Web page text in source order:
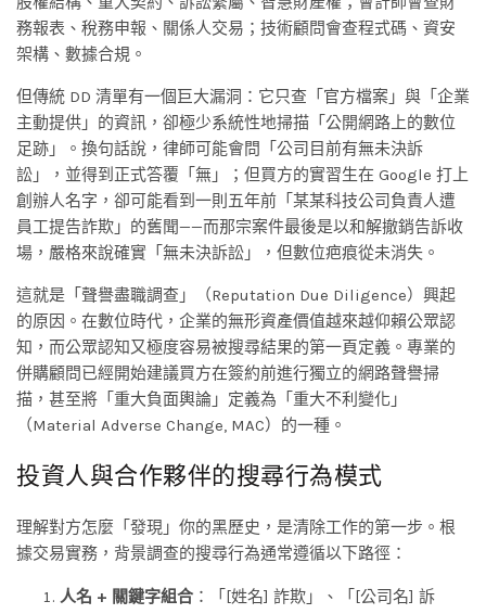
務報表、稅務申報、關係人交易；技術顧問會查程式碼、資安
架構、數據合規。
但傳統 DD 清單有一個巨大漏洞：它只查「官方檔案」與「企業
主動提供」的資訊，卻極少系統性地掃描「公開網路上的數位
足跡」。換句話說，律師可能會問「公司目前有無未決訴
訟」，並得到正式答覆「無」；但買方的實習生在 Google 打上
創辦人名字，卻可能看到一則五年前「某某科技公司負責人遭
員工提告詐欺」的舊聞——而那宗案件最後是以和解撤銷告訴收
場，嚴格來說確實「無未決訴訟」，但數位疤痕從未消失。
這就是「聲譽盡職調查」（Reputation Due Diligence）興起
的原因。在數位時代，企業的無形資產價值越來越仰賴公眾認
知，而公眾認知又極度容易被搜尋結果的第一頁定義。專業的
併購顧問已經開始建議買方在簽約前進行獨立的網路聲譽掃
描，甚至將「重大負面輿論」定義為「重大不利變化」
（Material Adverse Change, MAC）的一種。
投資人與合作夥伴的搜尋行為模式
理解對方怎麼「發現」你的黑歷史，是清除工作的第一步。根
據交易實務，背景調查的搜尋行為通常遵循以下路徑：
人名 + 關鍵字組合 ：「[姓名] 詐欺」、「[公司名] 訴